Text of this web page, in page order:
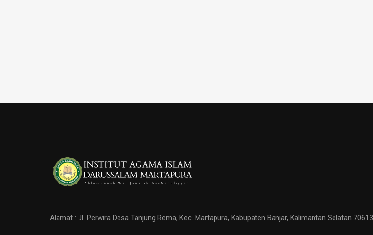
Alamat : Jl. Perwira Desa Tanjung Rema, Kec. Martapura, Kabupaten Banjar, Kalimantan Selatan 70613